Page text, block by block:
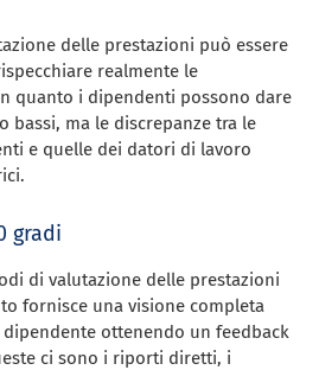
delle prestazioni può essere
realmente le
quanto i dipendenti possono dare
ma le discrepanze tra le
e quelle dei datori di lavoro
gradi
di valutazione delle prestazioni
fornisce una visione completa
ottenendo un feedback
ci sono i riporti diretti, i